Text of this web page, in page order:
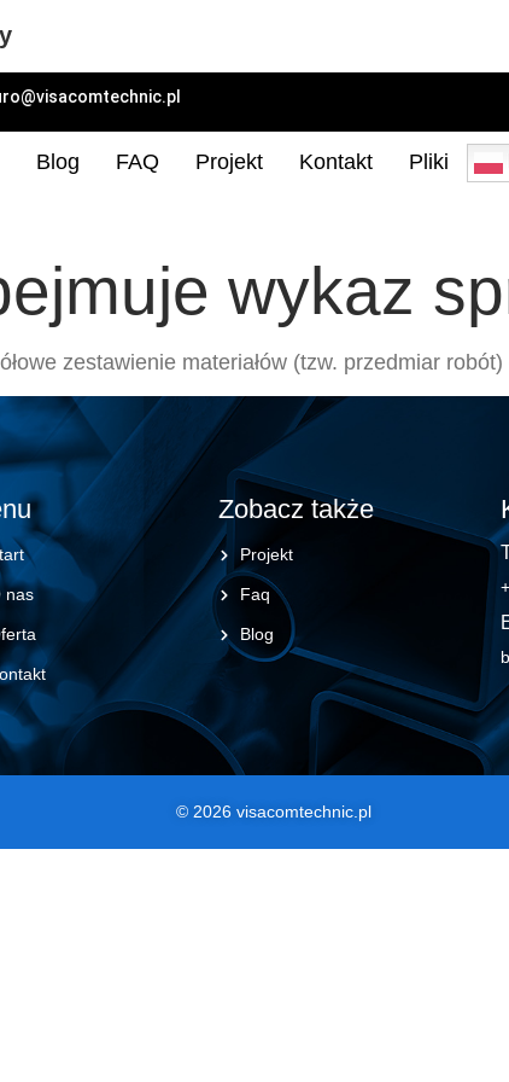
Blog FAQ Projekt Kontakt Pliki
wykaz
zestawienie materiałów (tzw. przedmiar
nas
Zobacz także
Projekt
Faq
Blog
© 2026 visacomtechnic.pl